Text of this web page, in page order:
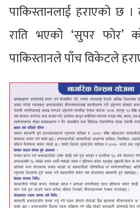
पाकिस्तानलाई हराएको छ ।
राति भएको ‘सुपर फोर’
पाकिस्तानले पाँच विकेटले